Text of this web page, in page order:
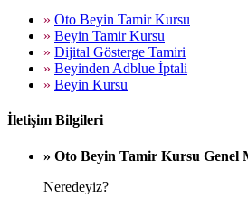
» Oto Beyin Tamir Kursu
» Beyin Tamir Kursu
» Dijital Gösterge Tamiri
» Beyinden Adblue İptali
» Beyin Kursu
İletişim Bilgileri
» Oto Beyin Tamir Kursu Genel
Neredeyiz?